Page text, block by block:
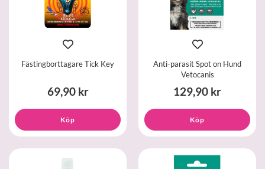
Fästingborttagare Tick Key
69,90 kr
Köp
Anti-parasit Spot on Hund
Vetocanis
129,90 kr
Köp